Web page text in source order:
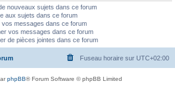
nouveaux sujets dans ce forum
aux sujets dans ce forum
vos messages dans ce forum
vos messages dans ce forum
de pièces jointes dans ce forum
Fuseau horaire sur UTC+02:00
phpBB® Forum Software © phpBB Limited